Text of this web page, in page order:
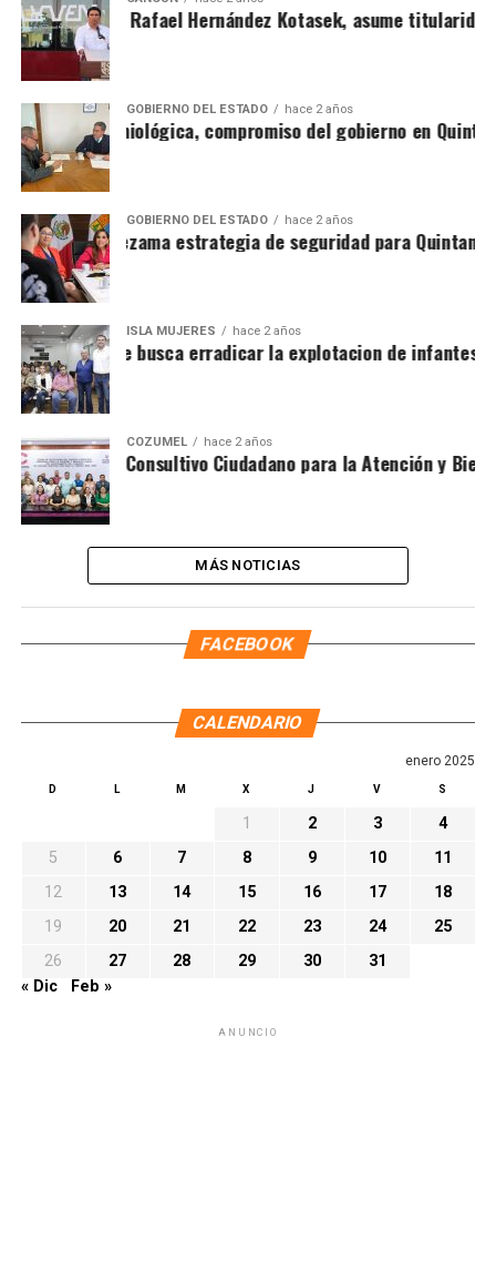
de Yucatán Rafael Hernández Kotasek, asume titularidad
GOBIERNO DEL ESTADO hace 2 años
epidemiológica, compromiso del gobierno en
GOBIERNO DEL ESTADO hace 2 años
Mara Lezama estrategia de seguridad para Quintana
ISLA MUJERES hace 2 años
Isla Mujeres se busca erradicar la explotacion de infantes
COZUMEL hace 2 años
Consejo Consultivo Ciudadano para la Atención y
MÁS NOTICIAS
FACEBOOK
CALENDARIO
enero 2025
D L M X J V S
1 2 3
4
5
6 7 8 9 10
11
12
13 14 15 16 17
18
19
20 21 22 23 24
25
26
27 28 29 30
31
« Dic
Feb »
ANUNCIO